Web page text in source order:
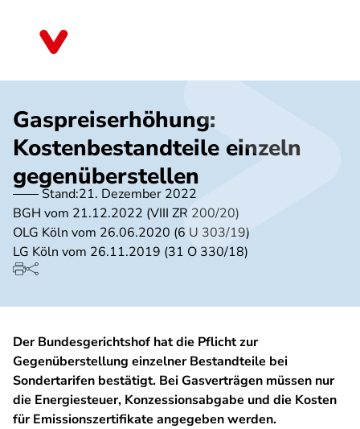
Gaspreiserhöhung:
Kostenbestandteile einzeln
gegenüberstellen
Stand:21. Dezember 2022
BGH vom 21.12.2022 (VIII ZR 200/20)
OLG Köln vom 26.06.2020 (6 U 303/19)
LG Köln vom 26.11.2019 (31 O 330/18)
Der Bundesgerichtshof hat die Pflicht zur
Gegenüberstellung einzelner Bestandteile bei
Sondertarifen bestätigt. Bei Gasverträgen müssen nur
die Energiesteuer, Konzessionsabgabe und die Kosten
für Emissionszertifikate angegeben werden.